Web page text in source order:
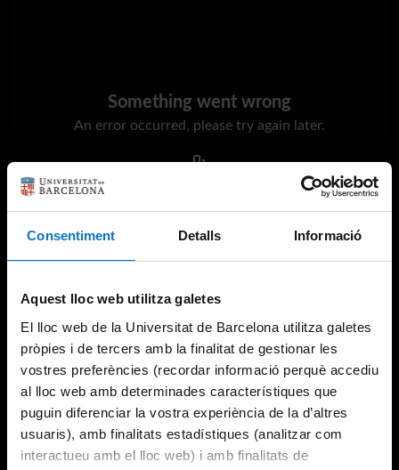
Consentiment Detalls Informació
Aquest lloc web utilitza galetes
El lloc web de la Universitat de Barcelona utilitza galetes
pròpies i de tercers amb la finalitat de gestionar les
vostres preferències (recordar informació perquè accediu
al lloc web amb determinades característiques que
puguin diferenciar la vostra experiència de la d’altres
usuaris), amb finalitats estadístiques (analitzar com
interactueu amb el lloc web) i amb finalitats de
Something went wrong
An error occurred, please try again later.